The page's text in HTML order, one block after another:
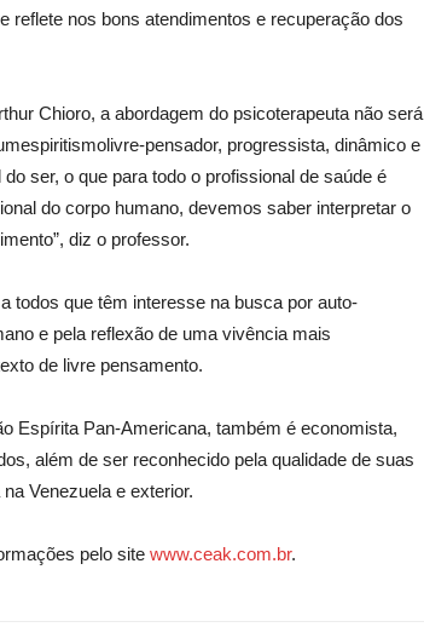
reflete nos bons atendimentos e recuperação dos
Chioro, a abordagem do psicoterapeuta não será
pensador, progressista, dinâmico e
ser, o que para todo o profissional de saúde é
do corpo humano, devemos saber interpretar o
diz o professor.
todos que têm interesse na busca por auto-
e pela reflexão de uma vivência mais
de livre pensamento.
Espírita Pan-Americana, também é economista,
além de ser reconhecido pela qualidade de suas
Venezuela e exterior.
pelo site www.ceak.com.br.